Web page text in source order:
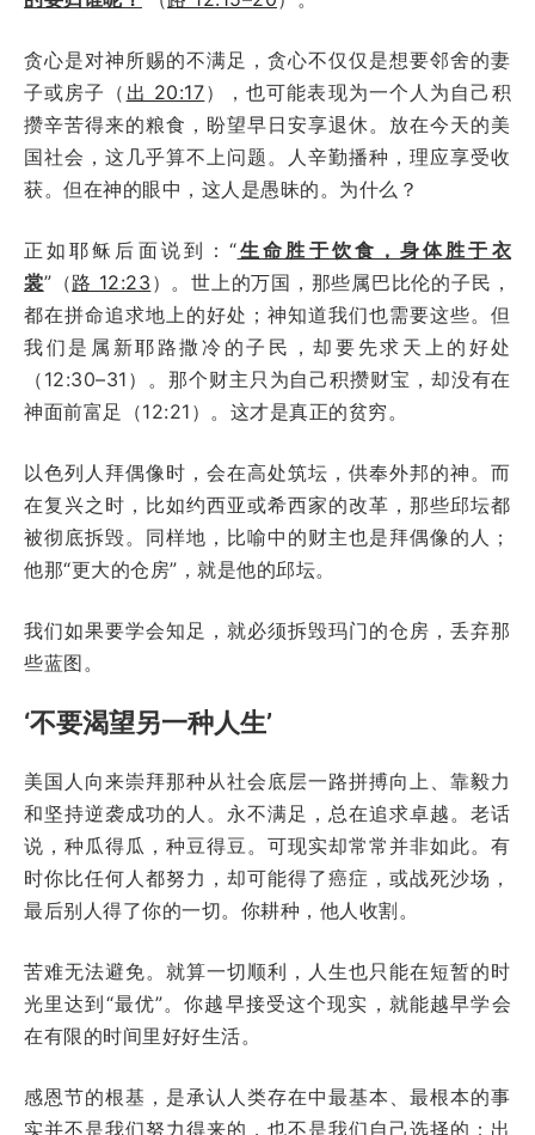
贪心是对神所赐的不满足，贪心不仅仅是想要邻舍的妻
子或房子（ 出 20:17），也可能表现为一个人为自己积
攒辛苦得来的粮食，盼望早日安享退休。放在今天的美
国社会，这几乎算不上问题。人辛勤播种，理应享受收
获。但在神的眼中，这人是愚昧的。为什么？
正如耶稣后面说到：“生命胜于饮食，身体胜于衣
裳”（路 12:23 ）。世上的万国，那些属巴比伦的子民，
都在拼命追求地上的好处；神知道我们也需要这些。但
我们是属新耶路撒冷的子民，却要先求天上的好处
（12:30–31）。那个财主只为自己积攒财宝，却没有在
神面前富足（12:21）。这才是真正的贫穷。
以色列人拜偶像时，会在高处筑坛，供奉外邦的神。而
在复兴之时，比如约西亚或希西家的改革，那些邱坛都
被彻底拆毁。同样地，比喻中的财主也是拜偶像的人；
他那“更大的仓房”，就是他的邱坛。
我们如果要学会知足，就必须拆毁玛门的仓房，丢弃那
些蓝图。
‘不要渴望另一种人生’
美国人向来崇拜那种从社会底层一路拼搏向上、靠毅力
和坚持逆袭成功的人。永不满足，总在追求卓越。老话
说，种瓜得瓜，种豆得豆。可现实却常常并非如此。有
时你比任何人都努力，却可能得了癌症，或战死沙场，
最后别人得了你的一切。你耕种，他人收割。
苦难无法避免。就算一切顺利，人生也只能在短暂的时
光里达到“最优”。你越早接受这个现实，就能越早学会
在有限的时间里好好生活。
感恩节的根基，是承认人类存在中最基本、最根本的事
实并不是我们努力得来的，也不是我们自己选择的：出